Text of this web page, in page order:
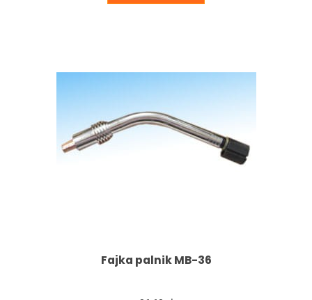
Fajka palnik MB-36